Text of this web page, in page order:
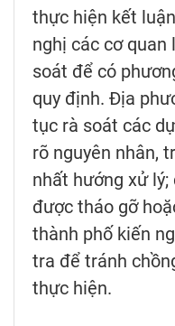
thực hiện kết
nghị các cơ quan
soát để có
quy định. Địa
tục rà soát các
rõ nguyên nhân,
nhất hướng xử
được tháo gỡ
thành phố kiến
tra để tránh
thực hiện.